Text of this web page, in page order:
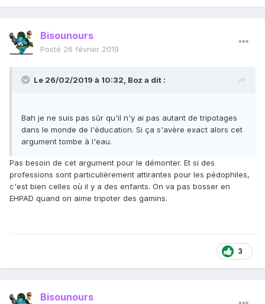
Bisounours
Posté 26 février 2019
Le 26/02/2019 à 10:32, Boz a dit :
Bah je ne suis pas sûr qu'il n'y ai pas autant de tripotages
dans le monde de l'éducation. Si ça s'avère exact alors cet
argument tombe à l'eau.
Pas besoin de cet argument pour le démonter. Et si des
professions sont particulièrement attirantes pour les pédophiles,
c'est bien celles où il y a des enfants. On va pas bosser en
EHPAD quand on aime tripoter des gamins.
3
Bisounours